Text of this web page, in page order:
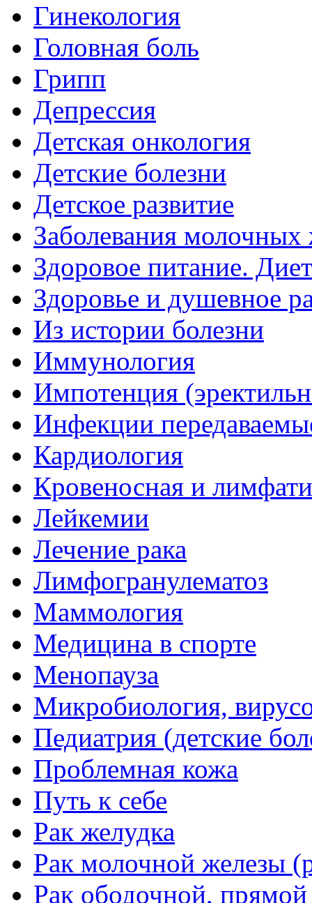
Гинекология
Головная боль
Грипп
Депрессия
Детская онкология
Детские болезни
Детское развитие
Заболевания молочных
Здоровое питание.
Здоровье и душевное
Из истории болезни
Иммунология
Импотенция
Инфекции
Кардиология
Кровеносная и
Лейкемии
Лечение рака
Лимфогранулематоз
Маммология
Медицина в спорте
Менопауза
Микробиология,
Педиатрия (детские
Проблемная кожа
Путь к себе
Рак желудка
Рак молочной железы
Рак ободочной,